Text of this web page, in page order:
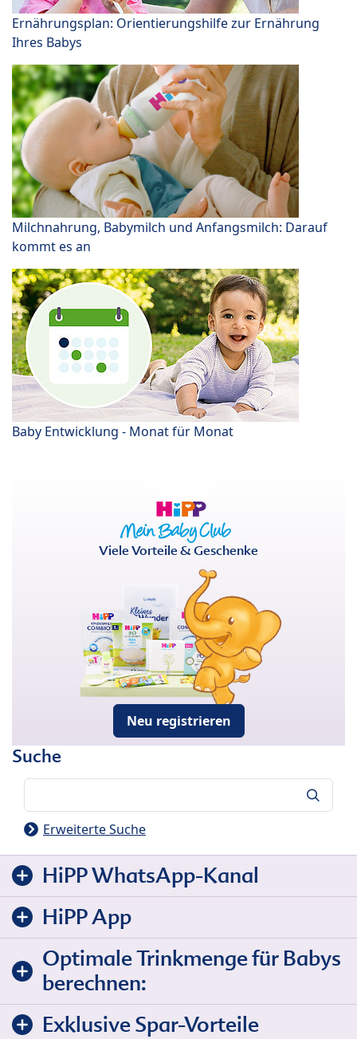
Ernährungsplan: Orientierungshilfe zur Ernährung
Ihres Babys
Milchnahrung, Babymilch und Anfangsmilch: Darauf
kommt es an
Baby Entwicklung - Monat für Monat
Viele Vorteile & Geschenke
Neu registrieren
Suche
Erweiterte Suche
HiPP WhatsApp-Kanal
HiPP App
Optimale Trinkmenge für Babys
berechnen:
Exklusive Spar-Vorteile